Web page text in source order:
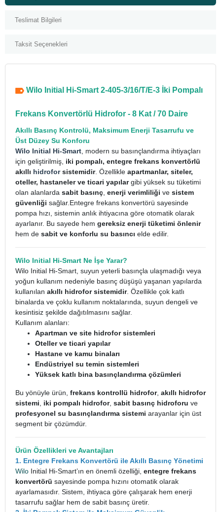
Teslimat Bilgileri
Taksit Seçenekleri
Wilo Initial Hi-Smart 2-405-3/16/T/E-3 İki Pompalı
Frekans Konvertörlü Hidrofor - 8 Kat / 70 Daire
Akıllı Basınç Kontrolü, Maksimum Enerji Tasarrufu ve
Üst Düzey Su Konforu
Wilo Initial Hi-Smart , modern su basınçlandırma ihtiyaçları
için geliştirilmiş, iki pompalı, entegre frekans konvertörlü
akıllı hidroforsistemidir. Özellikle apartmanlar, siteler,
oteller, hastaneler ve ticari yapılargibi yüksek su tüketimi
olan alanlarda sabit basınç enerji verimliliği ve sistem
güvenliği sağlar. Entegre frekans konvertörü sayesinde
pompa hızı, sistemin anlık ihtiyacına göre otomatik olarak
ayarlanır. Bu sayede hem gereksiz enerji tüketimi önlenir
hem de sabit ve konforlu su basıncı elde edilir.
Wilo Initial Hi-Smart Ne İşe Yarar?
Wilo Initial Hi-Smart, suyun yeterli basınçla ulaşmadığı veya
yoğun kullanım nedeniyle basınç düşüşü yaşanan yapılarda
kullanılan akıllı hidrofor sistemidir. Özellikle çok katlı
binalarda ve çoklu kullanım noktalarında, suyun dengeli ve
kesintisiz şekilde dağıtılmasını sağlar.
Kullanım alanları:
Apartman ve site hidrofor sistemleri
Oteller ve ticari yapılar
Hastane ve kamu binaları
Endüstriyel su temin sistemleri
Yüksek katlı bina basınçlandırma çözümleri
Bu yönüyle ürün, frekans kontrollü hidrofor, akıllı hidrofor
sistemi
iki pompalı hidrofor, sabit basınç hidroforu ve
profesyonel su basınçlandırma sistemi arayanlar için üst
segment bir çözümdür.
Ürün Özellikleri ve Avantajları
1. Entegre Frekans Konvertörü ile Akıllı Basınç Yönetimi
Wilo Initial Hi-Smart’ın en önemli özelliği, entegre frekans
konvertörü sayesinde pompa hızını otomatik olarak
ayarlamasıdır. Sistem, ihtiyaca göre çalışarak hem enerji
tasarrufu sağlar hem de sabit basınç üretir.